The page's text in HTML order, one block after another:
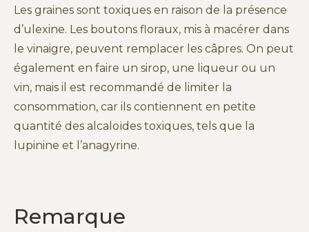
Les graines sont toxiques en raison de la présence
d’ulexine. Les boutons floraux, mis à macérer dans
le vinaigre, peuvent remplacer les câpres. On peut
également en faire un sirop, une liqueur ou un
vin, mais il est recommandé de limiter la
consommation, car ils contiennent en petite
quantité des alcaloïdes toxiques, tels que la
lupinine et l’anagyrine.
Remarque